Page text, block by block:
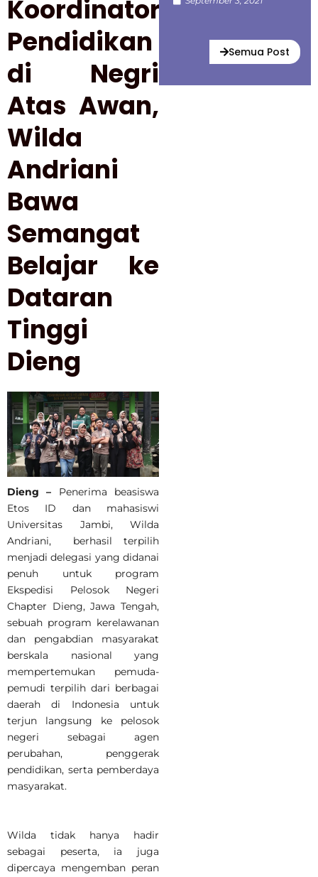
Koordinator
Pendidikan
di Negri
Atas Awan,
Wilda
Andriani
Bawa
Semangat
Belajar ke
Dataran
Tinggi
Dieng
Dieng – Penerima beasiswa
Etos ID dan mahasiswi
Universitas Jambi, Wilda
Andriani, berhasil terpilih
menjadi delegasi yang didanai
penuh untuk program
Ekspedisi Pelosok Negeri
Chapter Dieng, Jawa Tengah,
sebuah program kerelawanan
dan pengabdian masyarakat
berskala nasional yang
mempertemukan pemuda-
pemudi terpilih dari berbagai
daerah di Indonesia untuk
terjun langsung ke pelosok
negeri sebagai agen
perubahan, penggerak
pendidikan, serta pemberdaya
masyarakat.
Wilda tidak hanya hadir
sebagai peserta, ia juga
dipercaya mengemban peran
Semua Post